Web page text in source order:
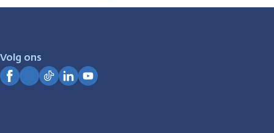
zijn
Volg ons